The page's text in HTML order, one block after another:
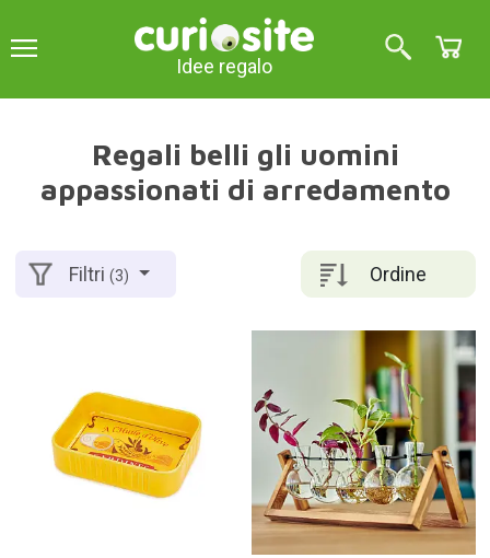
Idee regalo
Regali belli gli uomini
appassionati di arredamento
Ordine
Filtri(3)